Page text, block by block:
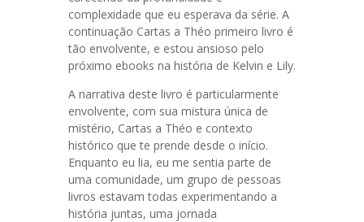
complexidade que eu esperava da série. A
continuação Cartas a Théo primeiro livro é
tão envolvente, e estou ansioso pelo
próximo ebooks na história de Kelvin e Lily.
A narrativa deste livro é particularmente
envolvente, com sua mistura única de
mistério, Cartas a Théo e contexto
histórico que te prende desde o início.
Enquanto eu lia, eu me sentia parte de
uma comunidade, um grupo de pessoas
livros estavam todas experimentando a
história juntas, uma jornada